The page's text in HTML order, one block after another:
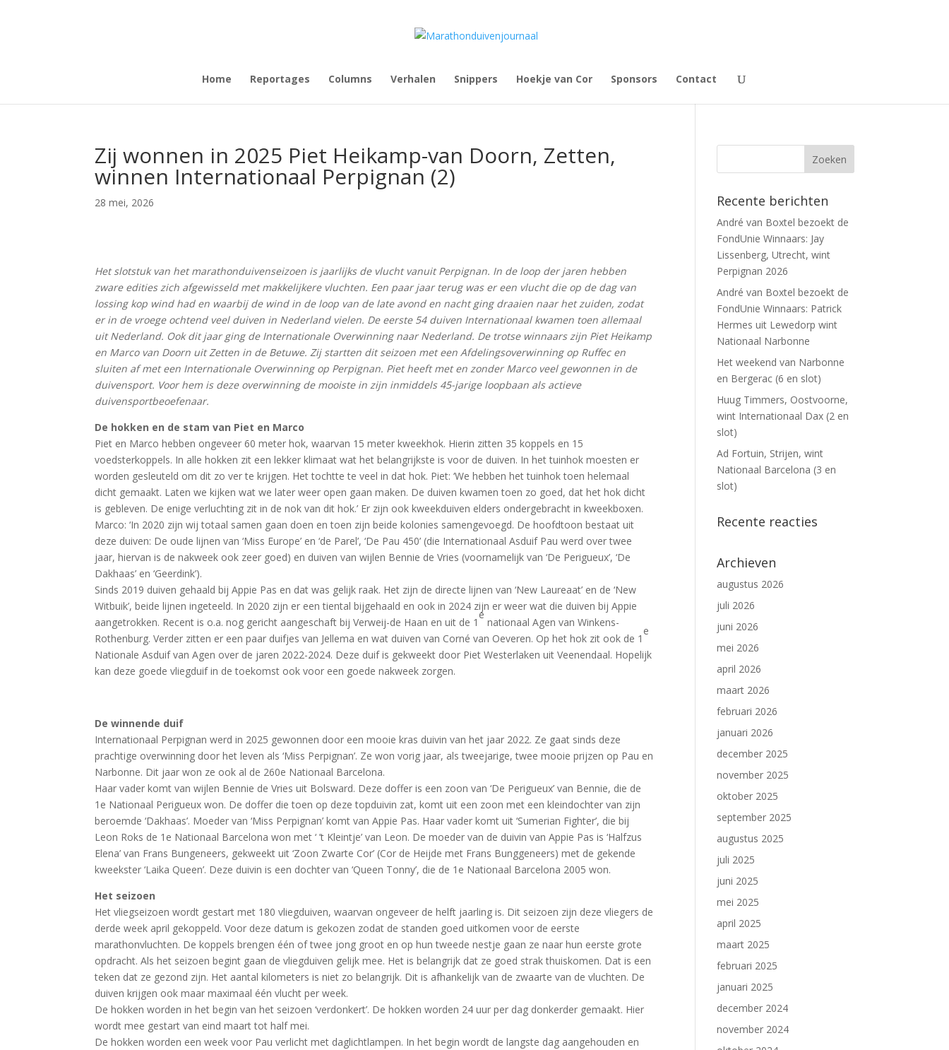
Home Reportages Columns Verhalen Snippers Hoekje van Cor Sponsors Contact
Zij wonnen in 2025 Piet Heikamp-van Doorn, Zetten,
winnen Internationaal Perpignan (2)
28 mei, 2026
Het slotstuk van het marathonduivenseizoen is jaarlijks de vlucht vanuit Perpignan. In de loop der jaren hebben
zware edities zich afgewisseld met makkelijkere vluchten. Een paar jaar terug was er een vlucht die op de dag van
lossing kop wind had en waarbij de wind in de loop van de late avond en nacht ging draaien naar het zuiden, zodat
er in de vroege ochtend veel duiven in Nederland vielen. De eerste 54 duiven Internationaal kwamen toen allemaal
uit Nederland. Ook dit jaar ging de Internationale Overwinning naar Nederland. De trotse winnaars zijn Piet Heikamp
en Marco van Doorn uit Zetten in de Betuwe. Zij startten dit seizoen met een Afdelingsoverwinning op Ruffec en
sluiten af met een Internationale Overwinning op Perpignan. Piet heeft met en zonder Marco veel gewonnen in de
duivensport. Voor hem is deze overwinning de mooiste in zijn inmiddels 45-jarige loopbaan als actieve
duivensportbeoefenaar.
De hokken en de stam van Piet en Marco
Piet en Marco hebben ongeveer 60 meter hok, waarvan 15 meter kweekhok. Hierin zitten 35 koppels en 15
voedsterkoppels. In alle hokken zit een lekker klimaat wat het belangrijkste is voor de duiven. In het tuinhok moesten er
worden gesleuteld om dit zo ver te krijgen. Het tochtte te veel in dat hok. Piet: ‘We hebben het tuinhok toen helemaal
dicht gemaakt. Laten we kijken wat we later weer open gaan maken. De duiven kwamen toen zo goed, dat het hok dicht
is gebleven. De enige verluchting zit in de nok van dit hok.’ Er zijn ook kweekduiven elders ondergebracht in kweekboxen.
Marco: ‘In 2020 zijn wij totaal samen gaan doen en toen zijn beide kolonies samengevoegd. De hoofdtoon bestaat uit
deze duiven: De oude lijnen van ‘Miss Europe’ en ‘de Parel’, ‘De Pau 450’ (die Internationaal Asduif Pau werd over twee
jaar, hiervan is de nakweek ook zeer goed) en duiven van wijlen Bennie de Vries (voornamelijk van ‘De Perigueux’, ‘De
Dakhaas’ en ‘Geerdink’).
Sinds 2019 duiven gehaald bij Appie Pas en dat was gelijk raak. Het zijn de directe lijnen van ‘New Laureaat’ en de ‘New
Witbuik’, beide lijnen ingeteeld. In 2020 zijn er een tiental bijgehaald en ook in 2024 zijn er weer wat die duiven bij Appie
aangetrokken. Recent is o.a. nog gericht aangeschaft bij Verweij-de Haan en uit de 1
e
nationaal Agen van Winkens-
Rothenburg. Verder zitten er een paar duifjes van Jellema en wat duiven van Corné van Oeveren. Op het hok zit ook de 1
e
Nationale Asduif van Agen over de jaren 2022-2024. Deze duif is gekweekt door Piet Westerlaken uit Veenendaal. Hopelijk
kan deze goede vliegduif in de toekomst ook voor een goede nakweek zorgen.
De winnende duif
Internationaal Perpignan werd in 2025 gewonnen door een mooie kras duivin van het jaar 2022. Ze gaat sinds deze
prachtige overwinning door het leven als ‘Miss Perpignan’. Ze won vorig jaar, als tweejarige, twee mooie prijzen op Pau en
Narbonne. Dit jaar won ze ook al de 260e Nationaal Barcelona.
Haar vader komt van wijlen Bennie de Vries uit Bolsward. Deze doffer is een zoon van ‘De Perigueux’ van Bennie, die de
1e Nationaal Perigueux won. De doffer die toen op deze topduivin zat, komt uit een zoon met een kleindochter van zijn
beroemde ‘Dakhaas’. Moeder van ‘Miss Perpignan’ komt van Appie Pas. Haar vader komt uit ‘Sumerian Fighter’, die bij
Leon Roks de 1e Nationaal Barcelona won met ‘ ’t Kleintje’ van Leon. De moeder van de duivin van Appie Pas is ‘Halfzus
Elena’ van Frans Bungeneers, gekweekt uit ‘Zoon Zwarte Cor’ (Cor de Heijde met Frans Bunggeneers) met de gekende
kweekster ‘Laika Queen’. Deze duivin is een dochter van ‘Queen Tonny’, die de 1e Nationaal Barcelona 2005 won.
Het seizoen
Het vliegseizoen wordt gestart met 180 vliegduiven, waarvan ongeveer de helft jaarling is. Dit seizoen zijn deze vliegers de
derde week april gekoppeld. Voor deze datum is gekozen zodat de standen goed uitkomen voor de eerste
marathonvluchten. De koppels brengen één of twee jong groot en op hun tweede nestje gaan ze naar hun eerste grote
opdracht. Als het seizoen begint gaan de vliegduiven gelijk mee. Het is belangrijk dat ze goed strak thuiskomen. Dat is een
teken dat ze gezond zijn. Het aantal kilometers is niet zo belangrijk. Dit is afhankelijk van de zwaarte van de vluchten. De
duiven krijgen ook maar maximaal één vlucht per week.
De hokken worden in het begin van het seizoen ‘verdonkert’. De hokken worden 24 uur per dag donkerder gemaakt. Hier
wordt mee gestart van eind maart tot half mei.
De hokken worden een week voor Pau verlicht met daglichtlampen. In het begin wordt de langste dag aangehouden en
Recente berichten
André van Boxtel bezoekt de
FondUnie Winnaars: Jay
Lissenberg, Utrecht, wint
Perpignan 2026
André van Boxtel bezoekt de
FondUnie Winnaars: Patrick
Hermes uit Lewedorp wint
Nationaal Narbonne
Het weekend van Narbonne
en Bergerac (6 en slot)
Huug Timmers, Oostvoorne,
wint Internationaal Dax (2 en
slot)
Ad Fortuin, Strijen, wint
Nationaal Barcelona (3 en
slot)
Recente reacties
Archieven
augustus 2026
juli 2026
juni 2026
mei 2026
april 2026
maart 2026
februari 2026
januari 2026
december 2025
november 2025
oktober 2025
september 2025
augustus 2025
juli 2025
juni 2025
mei 2025
april 2025
maart 2025
februari 2025
januari 2025
december 2024
november 2024